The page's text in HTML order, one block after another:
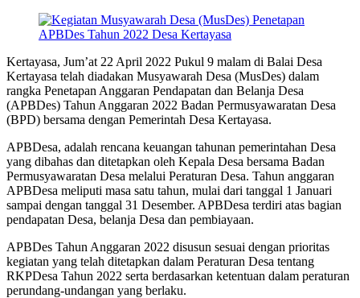
Kertayasa, Jum’at 22 April 2022 Pukul 9 malam di Balai Desa
Kertayasa telah diadakan Musyawarah Desa (MusDes) dalam
rangka Penetapan Anggaran Pendapatan dan Belanja Desa
(APBDes) Tahun Anggaran 2022 Badan Permusyawaratan Desa
(BPD) bersama dengan Pemerintah Desa Kertayasa.
APBDesa, adalah rencana keuangan tahunan pemerintahan Desa
yang dibahas dan ditetapkan oleh Kepala Desa bersama Badan
Permusyawaratan Desa melalui Peraturan Desa. Tahun anggaran
APBDesa meliputi masa satu tahun, mulai dari tanggal 1 Januari
sampai dengan tanggal 31 Desember. APBDesa terdiri atas bagian
pendapatan Desa, belanja Desa dan pembiayaan.
APBDes Tahun Anggaran 2022 disusun sesuai dengan prioritas
kegiatan yang telah ditetapkan dalam Peraturan Desa tentang
RKPDesa Tahun 2022 serta berdasarkan ketentuan dalam peraturan
perundang-undangan yang berlaku.